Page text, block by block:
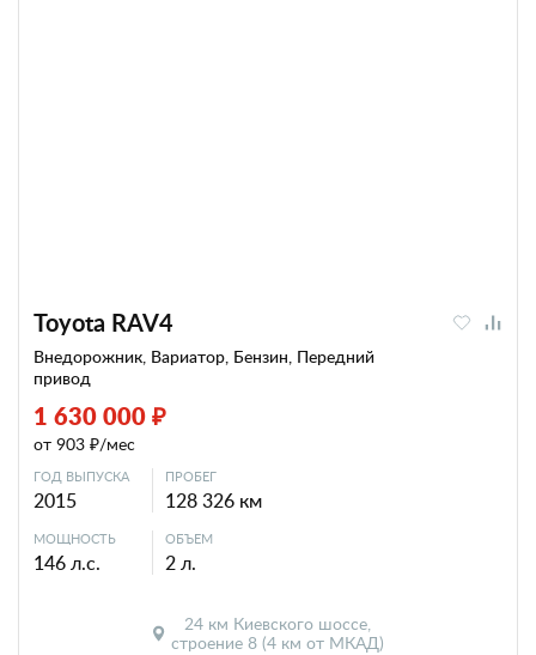
Toyota RAV4
Внедорожник, Вариатор, Бензин, Передний
привод
1 630 000 ₽
от 903 ₽/мес
ГОД ВЫПУСКА
2015
ПРОБЕГ
128 326 км
МОЩНОСТЬ
146 л.с.
ОБЪЕМ
2 л.
24 км Киевского шоссе,
строение 8 (4 км от МКАД)